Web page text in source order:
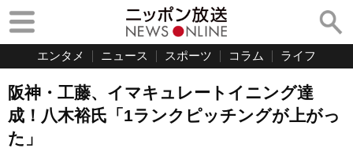
エンタメ ニュース スポーツ コラム ライフ
阪神・工藤、イマキュレートイニング達
成！八木裕氏「1ランクピッチングが上がっ
た」